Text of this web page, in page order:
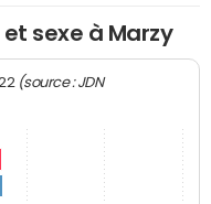
sexe à Marzy
(source : JDN